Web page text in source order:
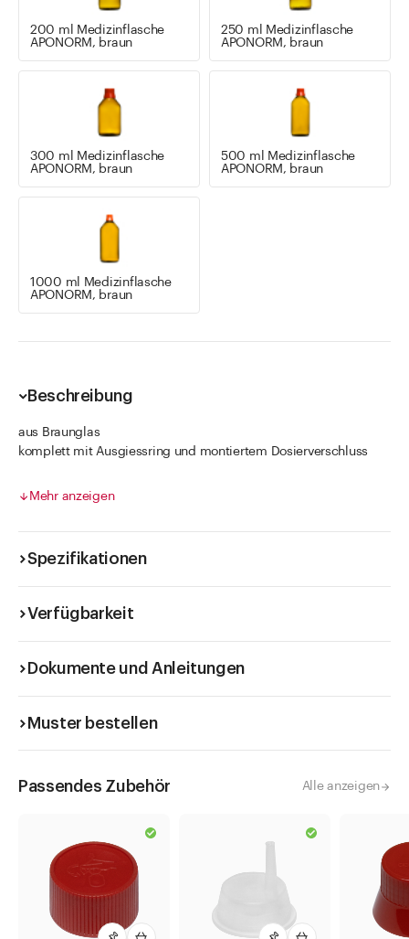
200 ml Medizinflasche
APONORM, braun
250 ml Medizinflasche
APONORM, braun
300 ml Medizinflasche
APONORM, braun
500 ml Medizinflasche
APONORM, braun
1000 ml Medizinflasche
APONORM, braun
Beschreibung
aus Braunglas
komplett mit Ausgiessring und montiertem Dosierverschluss
hydrolytische Klasse 3
Mehr anzeigen
Spezifikationen
Verfügbarkeit
Dokumente und Anleitungen
Muster bestellen
Passendes Zubehör Alle anzeigen